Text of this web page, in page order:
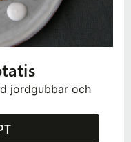
jordgubbar och